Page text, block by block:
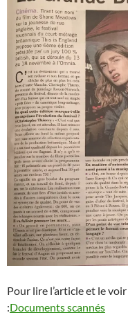
Pour lire l’article et le
:Documents scannés